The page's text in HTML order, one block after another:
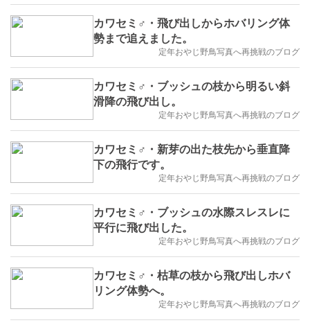
カワセミ♂・飛び出しからホバリング体
勢まで追えました。
定年おやじ野鳥写真へ再挑戦のブログ
カワセミ♂・ブッシュの枝から明るい斜
滑降の飛び出し。
定年おやじ野鳥写真へ再挑戦のブログ
カワセミ♂・新芽の出た枝先から垂直降
下の飛行です。
定年おやじ野鳥写真へ再挑戦のブログ
カワセミ♂・ブッシュの水際スレスレに
平行に飛び出した。
定年おやじ野鳥写真へ再挑戦のブログ
カワセミ♂・枯草の枝から飛び出しホバ
リング体勢へ。
定年おやじ野鳥写真へ再挑戦のブログ